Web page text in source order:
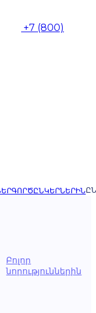
+7 (800)
ԳՈՐԾԸՆԿԵՐՆԵՐԻՆ
Բոլոր
նորություններին